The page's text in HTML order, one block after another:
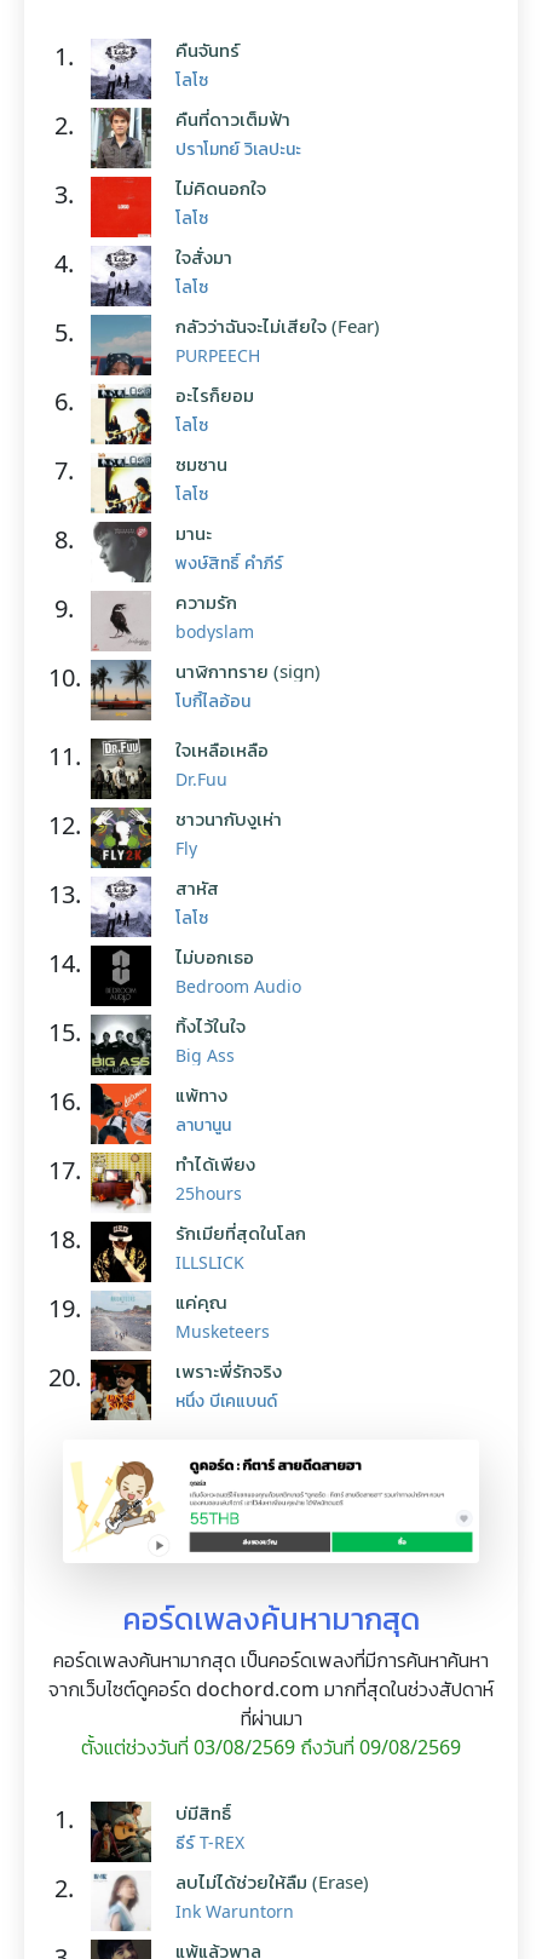
1. คืนจันทร์
โลโซ
2. คืนที่ดาวเต็มฟ้า
ปราโมทย์ วิเลปะนะ
3. ไม่คิดนอกใจ
โลโซ
4. ใจสั่งมา
โลโซ
5. กลัวว่าฉันจะไม่เสียใจ (Fear)
PURPEECH
6. อะไรก็ยอม
โลโซ
7. ซมซาน
โลโซ
8. มานะ
พงษ์สิทธิ์ คำภีร์
9. ความรัก
bodyslam
10. นาฬิกาทราย (sign)
โบกี้ไลอ้อน
11. ใจเหลือเหลือ
Dr.Fuu
12. ชาวนากับงูเห่า
Fly
13. สาหัส
โลโซ
14. ไม่บอกเธอ
Bedroom Audio
15. ทิ้งไว้ในใจ
Big Ass
16. แพ้ทาง
ลาบานูน
17. ทำได้เพียง
25hours
18. รักเมียที่สุดในโลก
ILLSLICK
19. แค่คุณ
Musketeers
20. เพราะพี่รักจริง
หนึ่ง บีเคแบนด์
คอร์ดเพลงค้นหามากสุด
คอร์ดเพลงค้นหามากสุด เป็นคอร์ดเพลงที่มีการค้นหาค้นหา
จากเว็บไซต์ดูคอร์ด dochord.com มากที่สุดในช่วงสัปดาห์
ที่ผ่านมา
ตั้งแต่ช่วงวันที่ 03/08/2569 ถึงวันที่ 09/08/2569
1. บ่มีสิทธิ์
ธีร์ T-REX
2. ลบไม่ได้ช่วยให้ลืม (Erase)
Ink Waruntorn
แพ้แล้วพาล